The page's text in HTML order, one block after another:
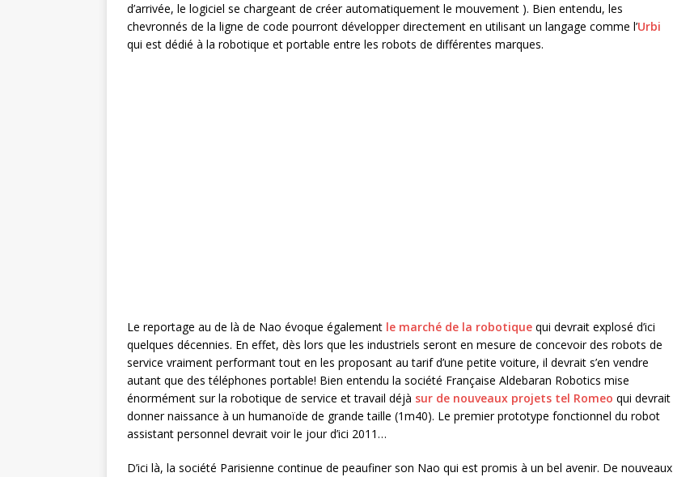
d’arrivée, le logiciel se chargeant de créer automatiquement le mouvement ). Bien entendu, les
chevronnés de la ligne de code pourront développer directement en utilisant un langage comme l’Urbi
qui est dédié à la robotique et portable entre les robots de différentes marques.
Le reportage au de là de Nao évoque également le marché de la robotique qui devrait explosé d’ici
quelques décennies. En effet, dès lors que les industriels seront en mesure de concevoir des robots de
service vraiment performant tout en les proposant au tarif d’une petite voiture, il devrait s’en vendre
autant que des téléphones portable! Bien entendu la société Française Aldebaran Robotics mise
énormément sur la robotique de service et travail déjà sur de nouveaux projets tel Romeo qui devrait
donner naissance à un humanoïde de grande taille (1m40). Le premier prototype fonctionnel du robot
assistant personnel devrait voir le jour d’ici 2011…
D’ici là, la société Parisienne continue de peaufiner son Nao qui est promis à un bel avenir. De nouveaux